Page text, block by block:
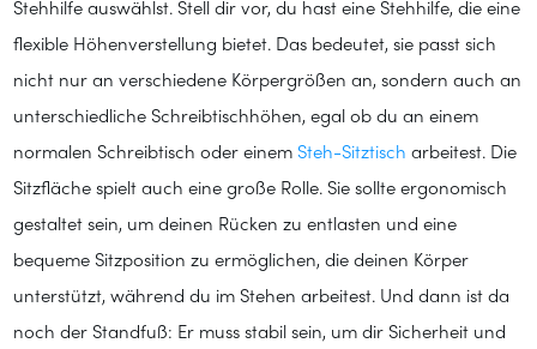
Stehhilfe auswählst. Stell dir vor, du hast eine Stehhilfe, die eine
flexible Höhenverstellung bietet. Das bedeutet, sie passt sich
nicht nur an verschiedene Körpergrößen an, sondern auch an
unterschiedliche Schreibtischhöhen, egal ob du an einem
normalen Schreibtisch oder einem Steh-Sitztisch arbeitest. Die
Sitzfläche spielt auch eine große Rolle. Sie sollte ergonomisch
gestaltet sein, um deinen Rücken zu entlasten und eine
bequeme Sitzposition zu ermöglichen, die deinen Körper
unterstützt, während du im Stehen arbeitest. Und dann ist da
noch der Standfuß: Er muss stabil sein, um dir Sicherheit und